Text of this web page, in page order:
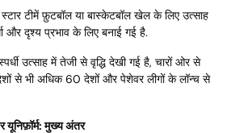
टीमें फ़ुटबॉल या बास्केटबॉल खेल के लिए उत्साह
और दृश्य प्रभाव के लिए बनाई गई है.
उत्साह में तेजी से वृद्धि देखी गई है, चारों ओर से
देशों से भी अधिक 60 देशों और पेशेवर लीगों के लॉन्च से
यूनिफ़ॉर्म: मुख्य अंतर